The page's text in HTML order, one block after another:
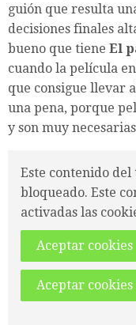
guión que resulta
decisiones finales
bueno que tiene El
cuando la película
que consigue llevar
una pena, porque
y son muy
Este contenido del
bloqueado. Este
activadas las
Aceptar cookies
Aceptar cookies